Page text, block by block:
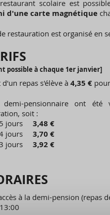
restaurant scolaire est
d'une carte magnétique
restauration est organisé en
possible à chaque 1er janvier]
repas s'élève à 4,35 €
pensionnaire ont été
soit :
5 jours 3,48 €
4 jours 3,70 €
3 jours 3,92 €
à la demi-pension (repas